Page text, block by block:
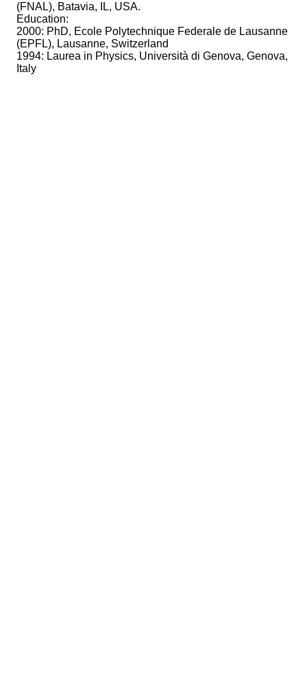
(FNAL), Batavia, IL, USA.
Education:
2000: PhD, Ecole Polytechnique Federale de Lausanne
(EPFL), Lausanne, Switzerland
1994: Laurea in Physics, Università di Genova, Genova,
Italy